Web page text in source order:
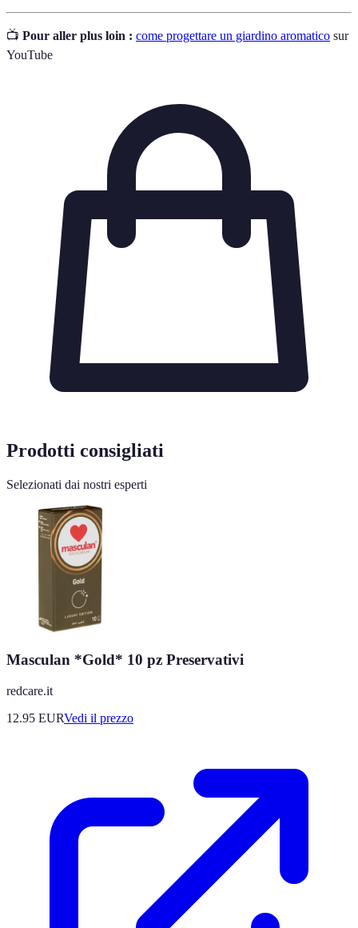
📺 Pour aller plus loin : come progettare un giardino aromatico sur
YouTube
Prodotti consigliati
Selezionati dai nostri esperti
Masculan *Gold* 10 pz Preservativi
redcare.it
12.95 EURVedi il prezzo